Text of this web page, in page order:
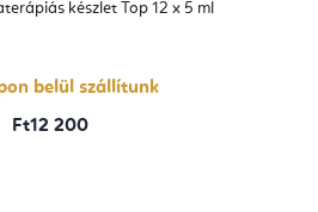
készlet Top 12 x 5 ml
belül szállítunk
Ft12 200